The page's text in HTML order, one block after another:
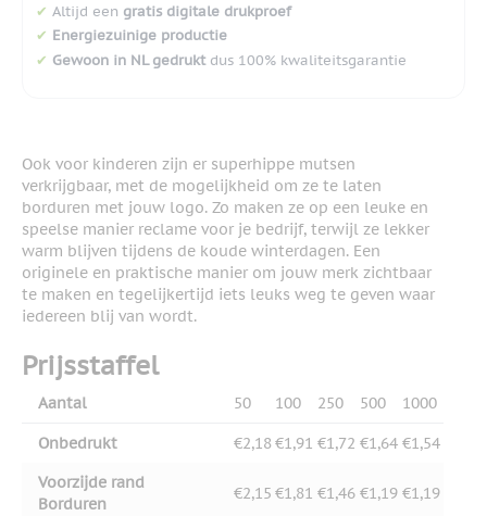
✔ Altijd een gratis digitale drukproef
✔ Energiezuinige productie
✔ Gewoon in NL gedruktdus 100% kwaliteitsgarantie
Ook voor kinderen zijn er superhippe mutsen
verkrijgbaar, met de mogelijkheid om ze te laten
borduren met jouw logo. Zo maken ze op een leuke en
speelse manier reclame voor je bedrijf, terwijl ze lekker
warm blijven tijdens de koude winterdagen. Een
originele en praktische manier om jouw merk zichtbaar
te maken en tegelijkertijd iets leuks weg te geven waar
iedereen blij van wordt.
Prijsstaffel
Aantal 50 100 250 500 1000
Onbedrukt €2,18 €1,91 €1,72 €1,64 €1,54
Voorzijde rand
Borduren
€2,15 €1,81 €1,46 €1,19 €1,19